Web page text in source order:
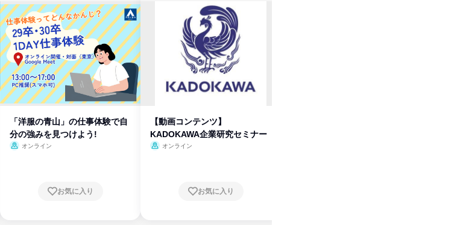
「洋服の青山」の仕事体験で自
分の強みを見つけよう!
オンライン
お気に入り
【動画コンテンツ】
KADOKAWA企業研究セミナー
オンライン
お気に入り